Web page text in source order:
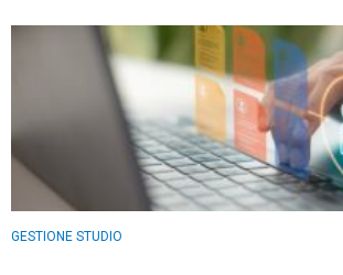
GESTIONE STUDIO